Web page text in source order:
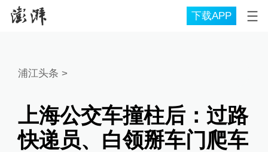
下载APP
浦江头条 >
上海公交车撞柱后：过路
快递员、白领掰车门爬车